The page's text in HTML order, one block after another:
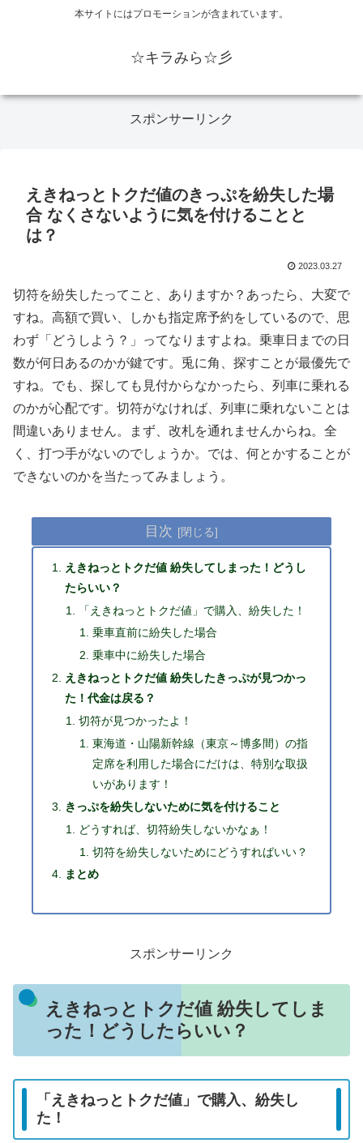
本サイトにはプロモーションが含まれています。
☆キラみら☆彡
スポンサーリンク
えきねっとトクだ値のきっぷを紛失した場
合 なくさないように気を付けることと
は？
2023.03.27
切符を紛失したってこと、ありますか？あったら、大変で
すね。高額で買い、しかも指定席予約をしているので、思
わず「どうしよう？」ってなりますよね。乗車日までの日
数が何日あるのかが鍵です。兎に角、探すことが最優先で
すね。でも、探しても見付からなかったら、列車に乗れる
のかが心配です。切符がなければ、列車に乗れないことは
間違いありません。まず、改札を通れませんからね。全
く、打つ手がないのでしょうか。では、何とかすることが
できないのかを当たってみましょう。
目次
えきねっとトクだ値 紛失してしまった！どうし
たらいい？
「えきねっとトクだ値」で購入、紛失した！
乗車直前に紛失した場合
乗車中に紛失した場合
えきねっとトクだ値 紛失したきっぷが見つかっ
た！代金は戻る？
切符が見つかったよ！
東海道・山陽新幹線（東京～博多間）の指
定席を利用した場合にだけは、特別な取扱
いがあります！
きっぷを紛失しないために気を付けること
どうすれば、切符紛失しないかなぁ！
切符を紛失しないためにどうすればいい？
まとめ
スポンサーリンク
えきねっとトクだ値 紛失してしま
った！どうしたらいい？
「えきねっとトクだ値」で購入、紛失し
た！